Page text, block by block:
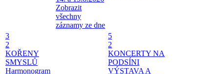
Zobrazit
všechny
záznamy ze dne
3
2
KOŘENY
SMYSLŮ
Harmonogram
5
2
KONCERTY NA
PODSÍNI
VÝSTAVA A